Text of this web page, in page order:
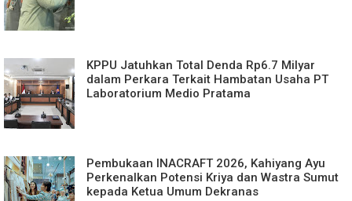
KPPU Jatuhkan Total Denda Rp6.7 Milyar
dalam Perkara Terkait Hambatan Usaha PT
Laboratorium Medio Pratama
Pembukaan INACRAFT 2026, Kahiyang Ayu
Perkenalkan Potensi Kriya dan Wastra Sumut
kepada Ketua Umum Dekranas